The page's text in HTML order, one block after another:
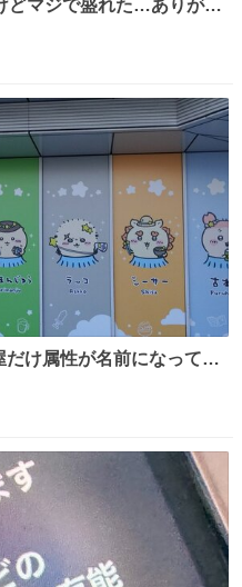
どマジで盛れた…ありがと
け属性が名前になってる